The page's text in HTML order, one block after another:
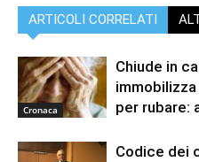
ARTICOLI CORRELATI
Cronaca
Chiude in
per rubare:
Codice dei